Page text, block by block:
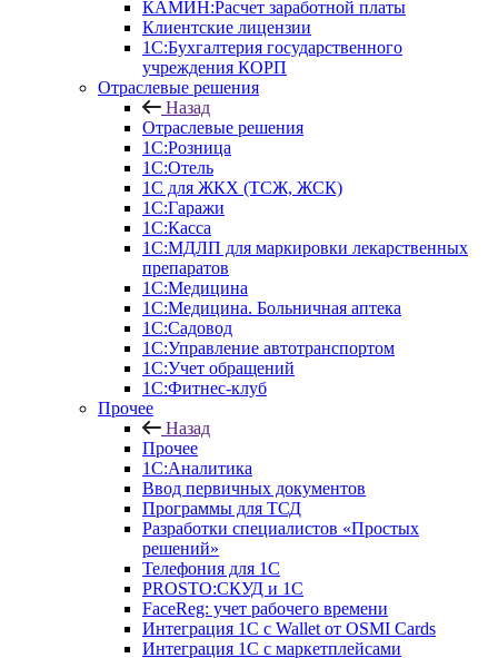
КАМИН:Расчет заработной платы
Клиентские лицензии
1С:Бухгалтерия государственного
учреждения КОРП
Отраслевые решения
Назад
Отраслевые решения
1С:Розница
1С:Отель
1С для ЖКХ (ТСЖ, ЖСК)
1С:Гаражи
1С:Касса
1С:МДЛП для маркировки лекарственных
препаратов
1С:Медицина
1С:Медицина. Больничная аптека
1С:Садовод
1С:Управление автотранспортом
1С:Учет обращений
1С:Фитнес-клуб
Прочее
Назад
Прочее
1С:Аналитика
Ввод первичных документов
Программы для ТСД
Разработки специалистов «Простых
решений»
Телефония для 1С
PROSTO:СКУД и 1С
FaceReg: учет рабочего времени
Интеграция 1С с Wallet от OSMI Cards
Интеграция 1С с маркетплейсами